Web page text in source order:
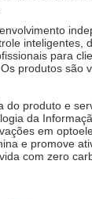
para
produtos são
produto e
da
em
e promove
com zero